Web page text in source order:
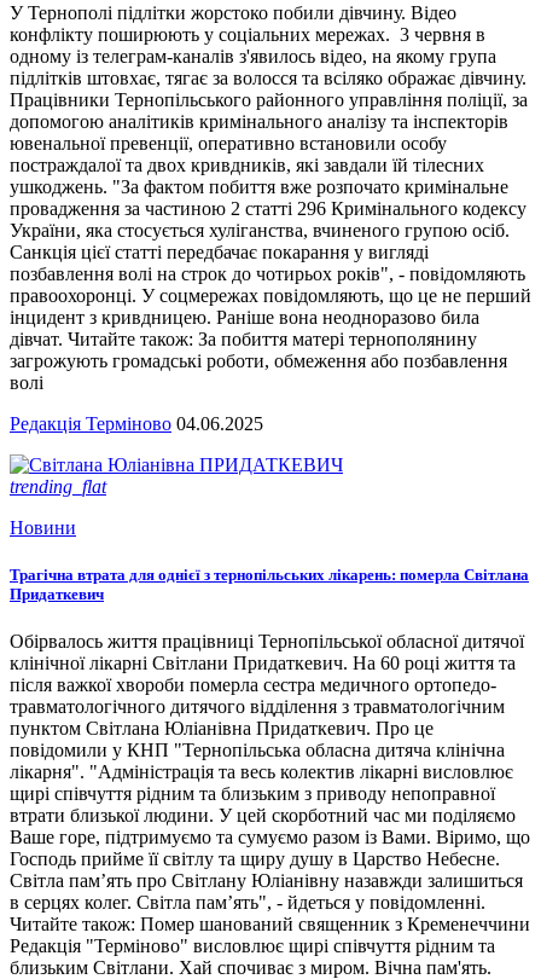
У Тернополі підлітки жорстоко побили дівчину. Відео
конфлікту поширюють у соціальних мережах. 3 червня в
одному із телеграм-каналів з'явилось відео, на якому група
підлітків штовхає, тягає за волосся та всіляко ображає дівчину.
Працівники Тернопільського районного управління поліції, за
допомогою аналітиків кримінального аналізу та інспекторів
ювенальної превенції, оперативно встановили особу
постраждалої та двох кривдників, які завдали їй тілесних
ушкоджень. "За фактом побиття вже розпочато кримінальне
провадження за частиною 2 статті 296 Кримінального кодексу
України, яка стосується хуліганства, вчиненого групою осіб.
Санкція цієї статті передбачає покарання у вигляді
позбавлення волі на строк до чотирьох років", - повідомляють
правоохоронці. У соцмережах повідомляють, що це не перший
інцидент з кривдницею. Раніше вона неодноразово била
дівчат. Читайте також: За побиття матері тернополянину
загрожують громадські роботи, обмеження або позбавлення
волі
Редакція Терміново 04.06.2025
trending_flat
Новини
Трагічна втрата для однієї з тернопільських лікарень: померла Світлана
Придаткевич
Обірвалось життя працівниці Тернопільської обласної дитячої
клінічної лікарні Світлани Придаткевич. На 60 році життя та
після важкої хвороби померла сестра медичного ортопедо-
травматологічного дитячого відділення з травматологічним
пунктом Світлана Юліанівна Придаткевич. Про це
повідомили у КНП "Тернопільська обласна дитяча клінічна
лікарня". "Адміністрація та весь колектив лікарні висловлює
щирі співчуття рідним та близьким з приводу непоправної
втрати близької людини. У цей скорботний час ми поділяємо
Ваше горе, підтримуємо та сумуємо разом із Вами. Віримо, що
Господь прийме її світлу та щиру душу в Царство Небесне.
Світла пам’ять про Світлану Юліанівну назавжди залишиться
в серцях колег. Світла пам’ять", - йдеться у повідомленні.
Читайте також: Помер шанований священник з Кременеччини
Редакція "Терміново" висловлює щирі співчуття рідним та
близьким Світлани. Хай спочиває з миром. Вічна пам'ять.